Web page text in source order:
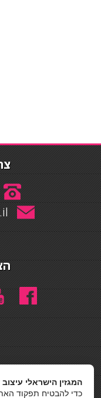
המגזין הישראלי עיצוב
כדי להבטיח תפקוד